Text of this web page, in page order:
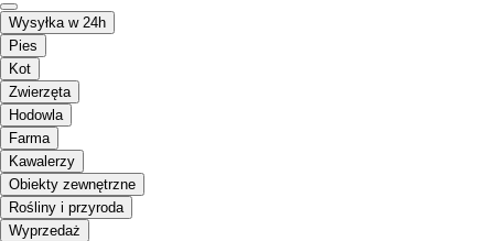
Wysyłka w 24h
Pies
Kot
Zwierzęta
Hodowla
Farma
Kawalerzy
Obiekty zewnętrzne
Rośliny i przyroda
Wyprzedaż